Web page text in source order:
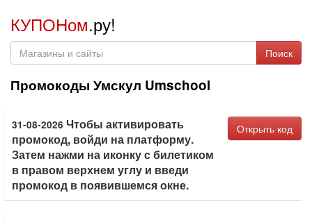
КУПОНом.ру!
Поиск
Промокоды Умскул Umschool
31-08-2026 Чтобы активировать
промокод, войди на платформу.
Затем нажми на иконку с билетиком
в правом верхнем углу и введи
промокод в появившемся окне.
Открыть код